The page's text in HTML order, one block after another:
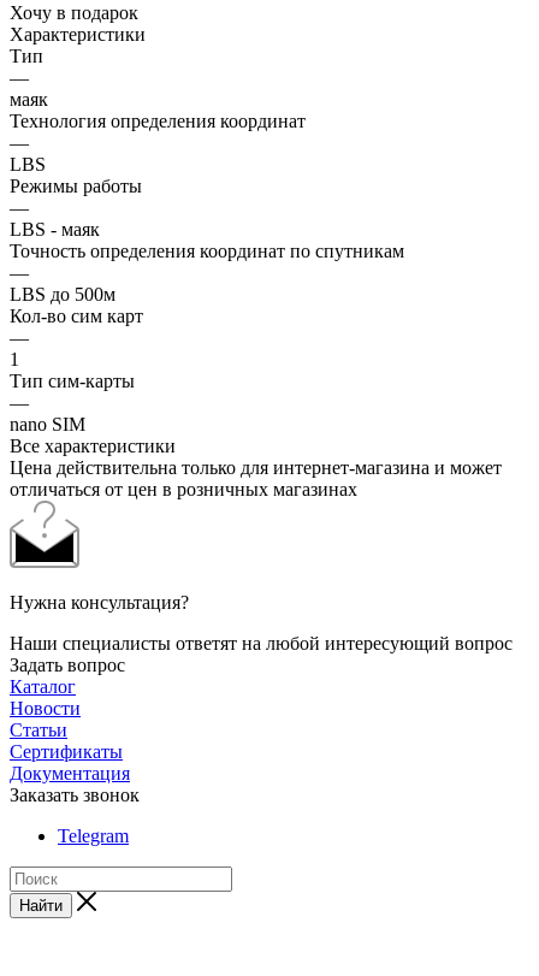
Хочу в подарок
Характеристики
Тип
—
маяк
Технология определения координат
—
LBS
Режимы работы
—
LBS - маяк
Точность определения координат по спутникам
—
LBS до 500м
Кол-во сим карт
—
1
Тип сим-карты
—
nano SIM
Все характеристики
Цена действительна только для интернет-магазина и может
отличаться от цен в розничных магазинах
Нужна консультация?
Наши специалисты ответят на любой интересующий вопрос
Задать вопрос
Каталог
Новости
Статьи
Сертификаты
Документация
Заказать звонок
Telegram
Найти